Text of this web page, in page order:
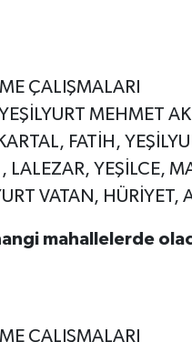
ÇALIŞMALARI
MEHMET
FATİH,
LALEZAR, YEŞİLCE,
VATAN, HÜRİYET,
mahallelerde
ÇALIŞMALARI